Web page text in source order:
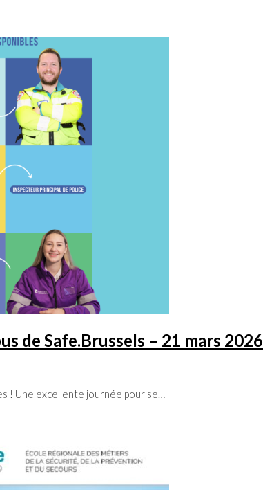
de Safe.Brussels – 21 mars 2026
! Une excellente journée pour se…